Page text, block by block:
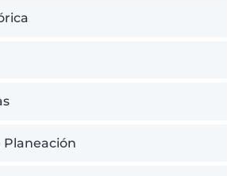
Planeación